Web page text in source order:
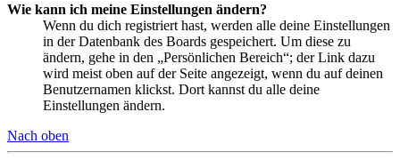
Wie kann ich meine Einstellungen ändern?
Wenn du dich registriert hast, werden alle deine Einstellungen
in der Datenbank des Boards gespeichert. Um diese zu
ändern, gehe in den „Persönlichen Bereich“; der Link dazu
wird meist oben auf der Seite angezeigt, wenn du auf deinen
Benutzernamen klickst. Dort kannst du alle deine
Einstellungen ändern.
Nach oben